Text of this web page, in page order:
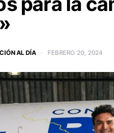
AL DÍA FEBRERO 20, 2024